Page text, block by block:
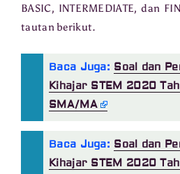
BASIC, INTERMEDIATE, dan
tautan berikut.
Baca Juga: Soal dan
Kihajar STEM 2020
SMA/MA
Baca Juga: Soal dan
Kihajar STEM 2020